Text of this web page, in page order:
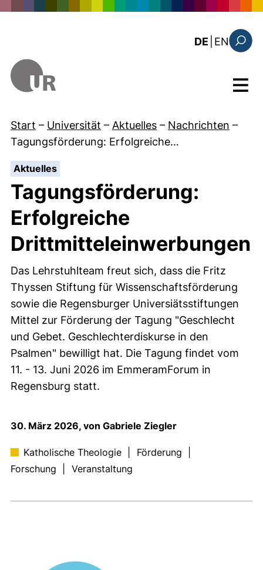
DE EN: the
Menü
Start – Universität – Aktuelles – Nachrichten –
Tagungsförderung: Erfolgreiche…
Aktuelles:
Tagungsförderung:
Erfolgreiche
Drittmitteleinwerbungen
Das Lehrstuhlteam freut sich, dass die Fritz
Thyssen Stiftung für Wissenschaftsförderung
sowie die Regensburger Universiätsstiftungen
Mittel zur Förderung der Tagung "Geschlecht
und Gebet. Geschlechterdiskurse in den
Psalmen" bewilligt hat. Die Tagung findet vom
11. - 13. Juni 2026 im EmmeramForum in
Regensburg statt.
30. März 2026, von Gabriele Ziegler
Katholische Theologie Förderung
Forschung
Veranstaltung